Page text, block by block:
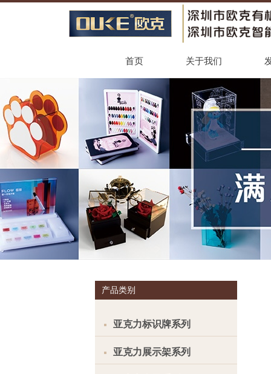
首页 关于我们
产品类别
亚克力标识牌系列
亚克力展示架系列